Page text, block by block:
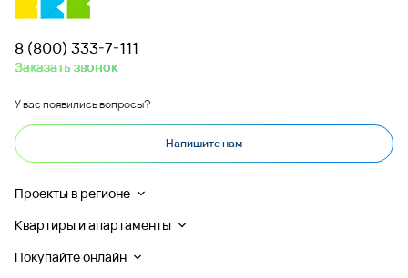
8 (800) 333-7-111
Заказать звонок
У вас появились вопросы?
Напишите нам
Проекты в регионе
Квартиры и апартаменты
Покупайте онлайн